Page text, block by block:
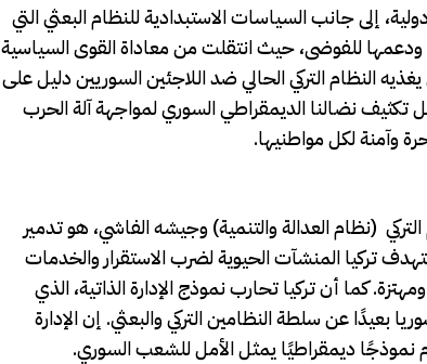
إلى جانب السياسات الاستبدادية للنظام البعثي التي
ودعمها للفوضى، حيث انتقلت من معاداة القوى السياسية
النظام التركي الحالي ضد اللاجئين السوريين دليل على
تكثيف نضالنا الديمقراطي السوري لمواجهة آلة الحرب
وآمنة لكل مواطنيها.
(نظام العدالة والتنمية) وجيشه الفاشي، هو تدمير
تركيا المنشآت الحيوية لضرب الاستقرار والخدمات
كما أن تركيا تحارب نموذج الإدارة الذاتية، الذي
عن سلطة النظامين التركي والبعثي. إن الإدارة
نموذجًا ديمقراطيًا يمثل الأمل للشعب السوري.